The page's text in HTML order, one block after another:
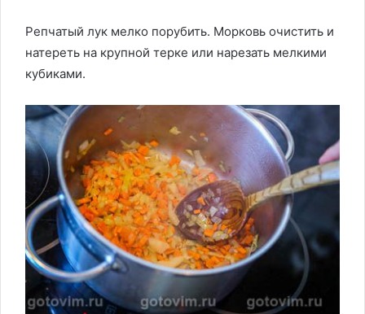
Репчатый лук мелко порубить. Морковь очистить и
натереть на крупной терке или нарезать мелкими
кубиками.